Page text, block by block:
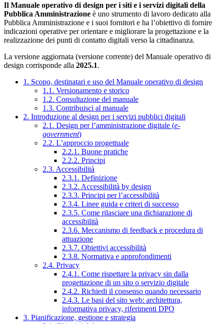
Il Manuale operativo di design per i siti e i servizi digitali della
Pubblica Amministrazione è uno strumento di lavoro dedicato alla
Pubblica Amministrazione e i suoi fornitori e ha l’obiettivo di fornire
indicazioni operative per orientare e migliorare la progettazione e la
realizzazione dei punti di contatto digitali verso la cittadinanza.
La versione aggiornata (versione corrente) del Manuale operativo di
design corrisponde alla 2025.1.
1. Scopo, destinatari e uso del Manuale operativo di design
1.1. Versionamento e storico
1.2. Consultazione del manuale
1.3. Contribuisci al manuale
2. Introduzione al design per i servizi pubblici digitali
2.1. Design per l’amministrazione digitale (e-
government)
2.2. L’approccio progettuale
2.2.1. Buone pratiche
2.2.2. Principi
2.3. Accessibilità
2.3.1. Definizione
2.3.2. Accessibilità by design
2.3.3. Principi per l’accessibilità
2.3.4. Linee guida e criteri di successo
2.3.5. Come rilasciare una dichiarazione di
accessibilità
2.3.6. Meccanismo di feedback e procedura di
attuazione
2.3.7. Obiettivi accessibilità
2.3.8. Normativa e approfondimenti
2.4. Privacy
2.4.1. Come rispettare la privacy sin dalla
progettazione di un sito o servizio digitale
2.4.2. Richiedi il consenso quando necessario
2.4.3. Le basi del sito web: architettura,
informativa privacy, riferimenti DPO
3. Pianificazione, gestione e strategia